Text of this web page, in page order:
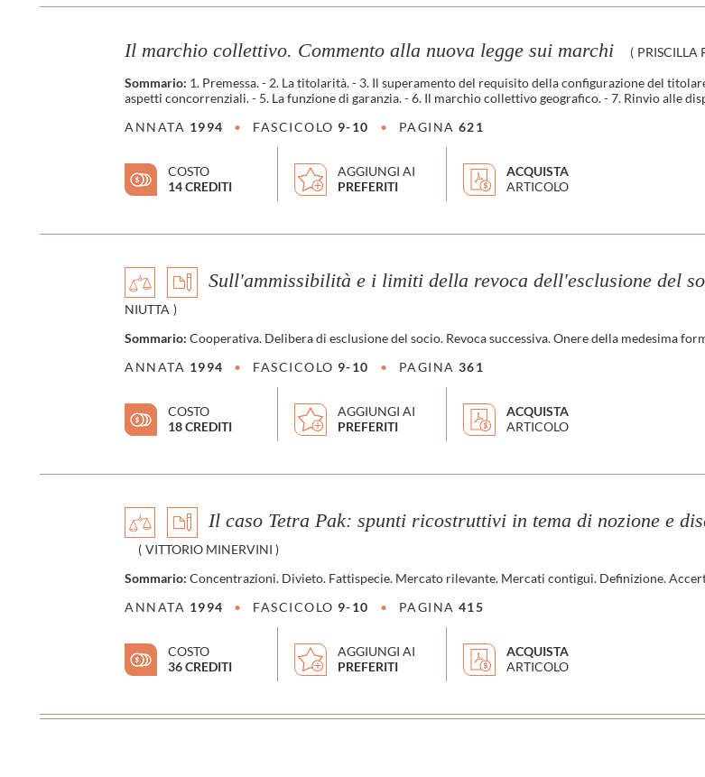
Il marchio collettivo. Commento alla nuova legge sui marchi ( PRISCILLA
Sommario: 1. Premessa. - 2. La titolarità. - 3. Il superamento del requisito della configurazione del
aspetti concorrenziali. - 5. La funzione di garanzia. - 6. Il marchio collettivo geografico. - 7. Rinvio alle
ANNATA 1994 • FASCICOLO 9-10 • PAGINA621
COSTO
14 CREDITI
AGGIUNGI AI
PREFERITI
ACQUISTA
ARTICOLO
Sull'ammissibilità e i limiti della revoca dell'esclusione del
NIUTTA )
Sommario: Cooperativa. Delibera di esclusione del socio. Revoca successiva. Onere della medesima
ANNATA 1994 • FASCICOLO 9-10 • PAGINA361
COSTO
18 CREDITI
AGGIUNGI AI
PREFERITI
ACQUISTA
ARTICOLO
Il caso Tetra Pak: spunti ricostruttivi in tema di nozione e
( VITTORIO MINERVINI )
Sommario: Concentrazioni. Divieto. Fattispecie. Mercato rilevante. Mercati contigui. Definizione.
ANNATA 1994 • FASCICOLO 9-10 • PAGINA415
COSTO
36 CREDITI
AGGIUNGI AI
PREFERITI
ACQUISTA
ARTICOLO